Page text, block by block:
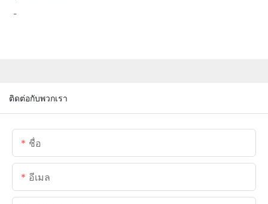
-
ติดต่อกับพวกเรา
ชื่อ
อีเมล